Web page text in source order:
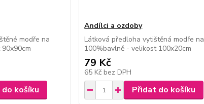
modře na
košíku
Andílci a ozdoby
Látková předloha vytištěná modře na
100%bavlně - velikost 100x20cm
79 Kč
65 Kč bez DPH
Přidat do košíku